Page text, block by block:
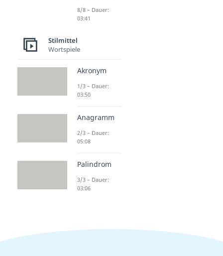
8/8 – Dauer:
03:41
Stilmittel
Wortspiele
Akronym
1/3 – Dauer:
03:50
Anagramm
2/3 – Dauer:
05:08
Palindrom
3/3 – Dauer:
03:06